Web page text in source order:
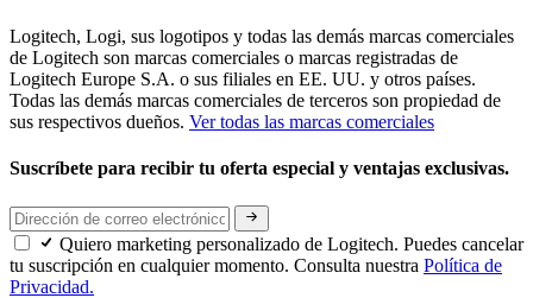
Logitech, Logi, sus logotipos y todas las demás marcas comerciales
de Logitech son marcas comerciales o marcas registradas de
Logitech Europe S.A. o sus filiales en EE. UU. y otros países.
Todas las demás marcas comerciales de terceros son propiedad de
sus respectivos dueños. Ver todas las marcas comerciales
Suscríbete para recibir tu oferta especial y ventajas exclusivas.
Quiero marketing personalizado de Logitech. Puedes cancelar
tu suscripción en cualquier momento. Consulta nuestra Política de
Privacidad.